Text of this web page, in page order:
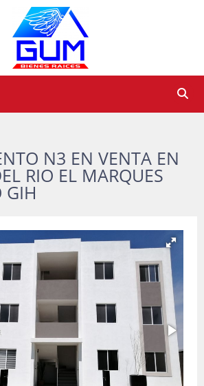
N3 EN VENTA EN
RIO EL MARQUES
GIH